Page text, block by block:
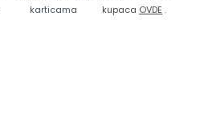
karticama
kupaca OVDE .